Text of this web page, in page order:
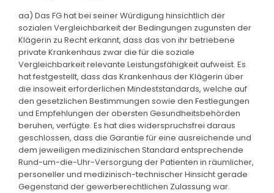
aa) Das FG hat bei seiner Würdigung hinsichtlich der
sozialen Vergleichbarkeit der Bedingungen zugunsten der
Klägerin zu Recht erkannt, dass das von ihr betriebene
private Krankenhaus zwar die für die soziale
Vergleichbarkeit relevante Leistungsfähigkeit aufweist. Es
hat festgestellt, dass das Krankenhaus der Klägerin über
die insoweit erforderlichen Mindeststandards, welche auf
den gesetzlichen Bestimmungen sowie den Festlegungen
und Empfehlungen der obersten Gesundheitsbehörden
beruhen, verfügte. Es hat dies widerspruchsfrei daraus
geschlossen, dass die Garantie für eine ausreichende und
dem jeweiligen medizinischen Standard entsprechende
Rund-um-die-Uhr-Versorgung der Patienten in räumlicher,
personeller und medizinisch-technischer Hinsicht gerade
Gegenstand der gewerberechtlichen Zulassung war.